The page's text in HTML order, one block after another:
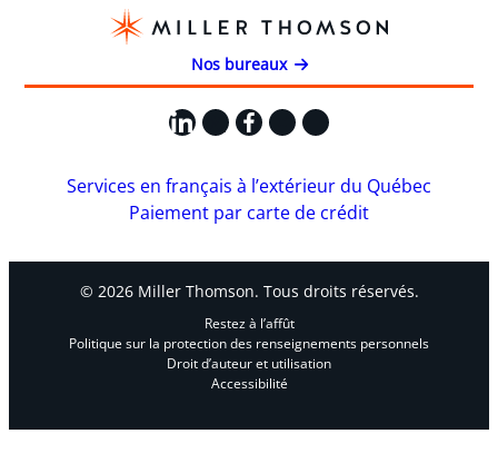
Nos bureaux
LinkedIn
X Facebook
Instagram
YouTube
Services en français à l’extérieur du Québec
Paiement par carte de crédit
© 2026 Miller Thomson. Tous droits réservés.
Restez à l’affût
Politique sur la protection des renseignements personnels
Droit d’auteur et utilisation
Accessibilité